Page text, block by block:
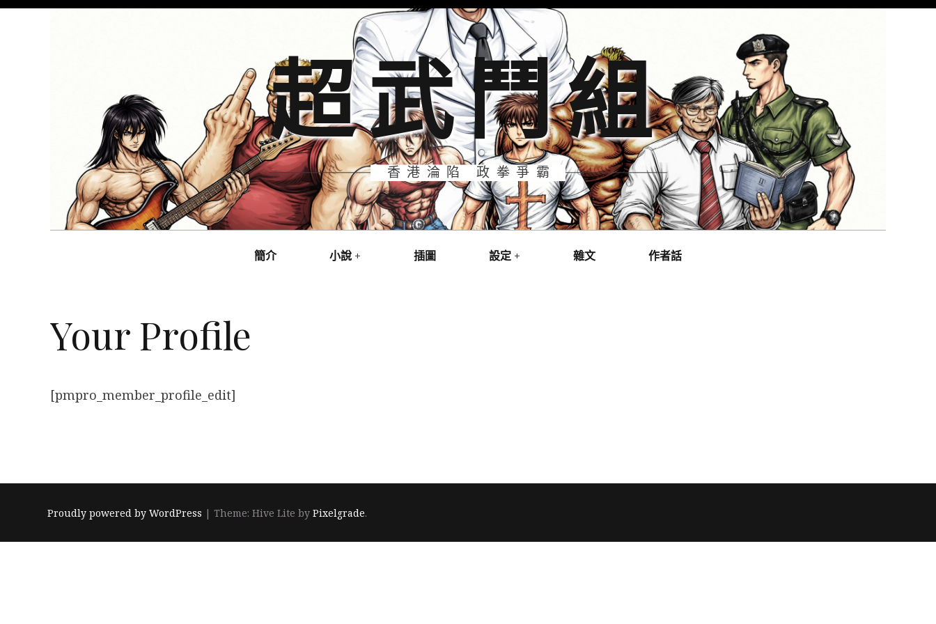
超武鬥組
香港淪陷 政拳爭霸
簡介 小說 插圖 設定 雜文 作者話
Your Profile
[pmpro_member_profile_edit]
Proudly powered by WordPress | Theme: Hive Lite by Pixelgrade.